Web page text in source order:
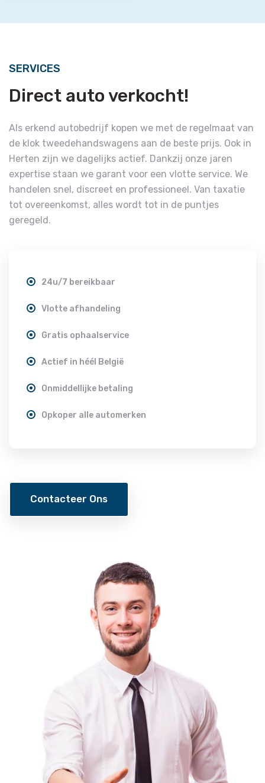
SERVICES
Direct auto verkocht!
Als erkend autobedrijf kopen we met de regelmaat van
de klok tweedehandswagens aan de beste prijs. Ook in
Herten zijn we dagelijks actief. Dankzij onze jaren
expertise staan we garant voor een vlotte service. We
handelen snel, discreet en professioneel. Van taxatie
tot overeenkomst, alles wordt tot in de puntjes
geregeld.
24u/7 bereikbaar
Vlotte afhandeling
Gratis ophaalservice
Actief in héél België
Onmiddellijke betaling
Opkoper alle automerken
Contacteer Ons